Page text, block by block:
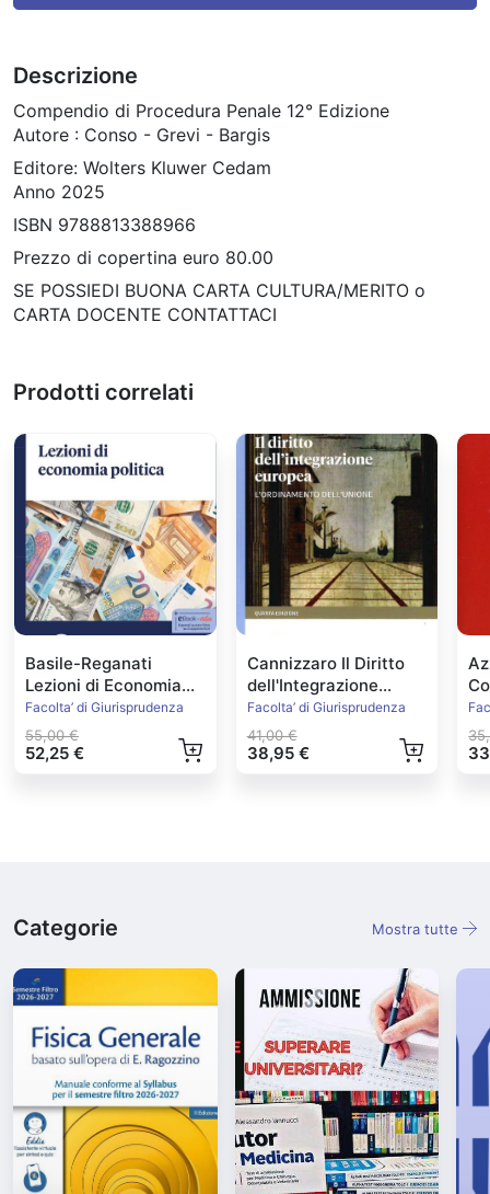
Descrizione
Compendio di Procedura Penale 12° Edizione
Autore : Conso - Grevi - Bargis
Editore: Wolters Kluwer Cedam
Anno 2025
ISBN 9788813388966
Prezzo di copertina euro 80.00
SE POSSIEDI BUONA CARTA CULTURA/MERITO o
CARTA DOCENTE CONTATTACI
Prodotti correlati
Basile-Reganati
Lezioni di Economia
Politica
Facolta’ di Giurisprudenza
55,00 €
52,25 €
Cannizzaro Il Diritto
dell'Integrazione
Europea Ed.2022
Facolta’ di Giurisprudenza
41,00 €
38,95 €
Categorie Mostra tutte